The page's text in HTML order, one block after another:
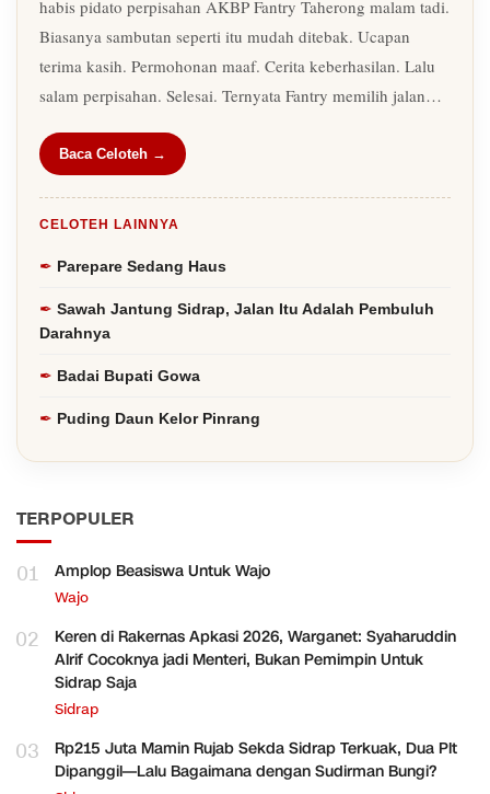
habis pidato perpisahan AKBP Fantry Taherong malam tadi.
Biasanya sambutan seperti itu mudah ditebak. Ucapan
terima kasih. Permohonan maaf. Cerita keberhasilan. Lalu
salam perpisahan. Selesai. Ternyata Fantry memilih jalan…
Baca Celoteh →
CELOTEH LAINNYA
Parepare Sedang Haus
Sawah Jantung Sidrap, Jalan Itu Adalah Pembuluh
Darahnya
Badai Bupati Gowa
Puding Daun Kelor Pinrang
TERPOPULER
01 Amplop Beasiswa Untuk Wajo
Wajo
02
Keren di Rakernas Apkasi 2026, Warganet: Syaharuddin
Alrif Cocoknya jadi Menteri, Bukan Pemimpin Untuk
Sidrap Saja
Sidrap
03
Rp215 Juta Mamin Rujab Sekda Sidrap Terkuak, Dua Plt
Dipanggil—Lalu Bagaimana dengan Sudirman Bungi?